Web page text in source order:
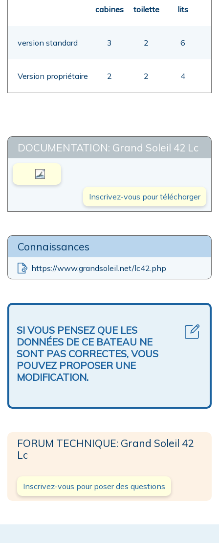
cabines toilette lits
version standard 3 2 6
Version propriétaire 2 2 4
DOCUMENTATION: Grand Soleil 42 Lc
Inscrivez-vous pour télécharger
Connaissances
https://www.grandsoleil.net/lc42.php
SI VOUS PENSEZ QUE LES
DONNÉES DE CE BATEAU NE
SONT PAS CORRECTES, VOUS
POUVEZ PROPOSER UNE
MODIFICATION.
FORUM TECHNIQUE: Grand Soleil 42
Lc
Inscrivez-vous pour poser des questions